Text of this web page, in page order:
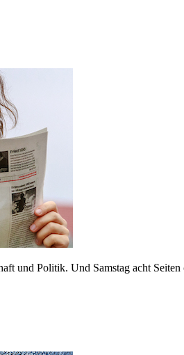
und Politik. Und Samstag acht Seiten